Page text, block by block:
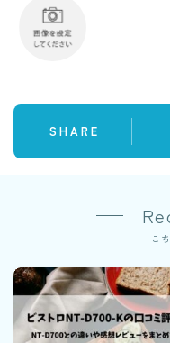
SHARE
こ